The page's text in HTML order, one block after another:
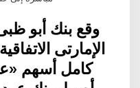
الإمارتى
كامل أسهم